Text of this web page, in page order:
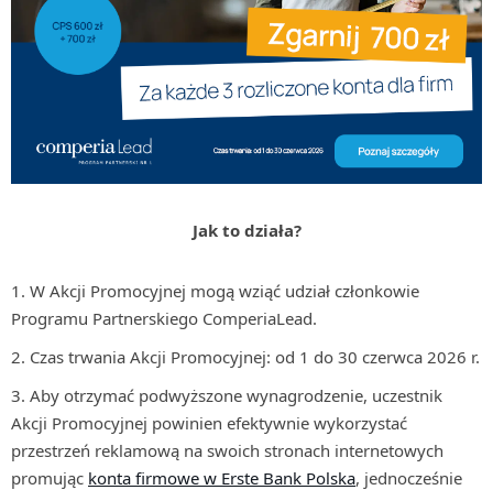
Jak to działa?
W Akcji Promocyjnej mogą wziąć udział członkowie
Programu Partnerskiego ComperiaLead.
Czas trwania Akcji Promocyjnej: od 1 do 30 czerwca 2026 r.
Aby otrzymać podwyższone wynagrodzenie, uczestnik
Akcji Promocyjnej powinien efektywnie wykorzystać
przestrzeń reklamową na swoich stronach internetowych
promując konta firmowe w Erste Bank Polska, jednocześnie